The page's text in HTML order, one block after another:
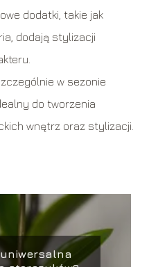
dodatki, takie jak
dodają stylizacji
w sezonie
do tworzenia
wnętrz oraz stylizacji.